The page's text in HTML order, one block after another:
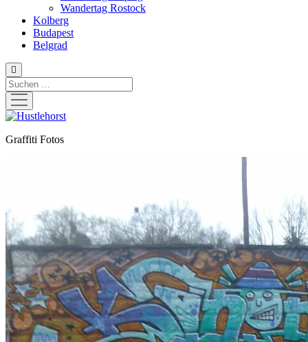
Wandertag Rostock
Kolberg
Budapest
Belgrad
Suchen
Menü
öffnen
Hustlehorst
Graffiti Fotos